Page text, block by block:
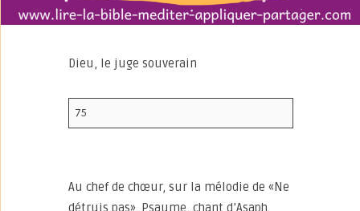
Dieu, le juge souverain
75
Au chef de chœur, sur la mélodie de «Ne
détruis pas». Psaume, chant d’Asaph.